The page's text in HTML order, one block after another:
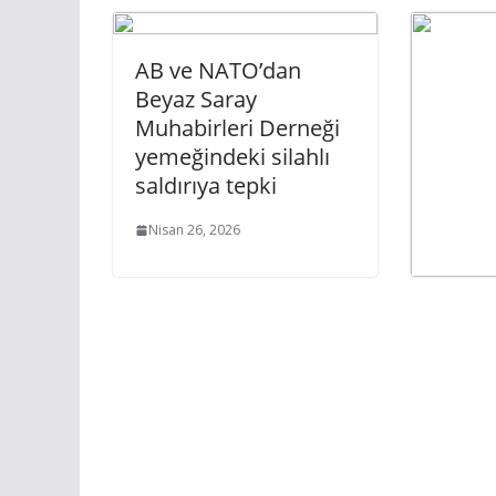
AB ve NATO’dan
Beyaz Saray
Muhabirleri Derneği
yemeğindeki silahlı
saldırıya tepki
Nisan 26, 2026